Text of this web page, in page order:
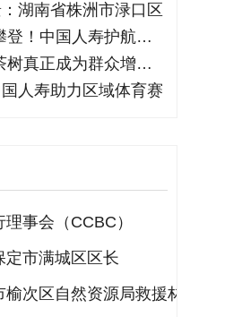
湖南省株洲市渌口区
巅峰守护，无畏攀登！中国人寿护航栾钰堃
湖南渌口：让油茶树真正成为群众增收的致
人寿助力区域体育赛
事会（CCBC）
定市满城区区长
次区自然资源局救援林